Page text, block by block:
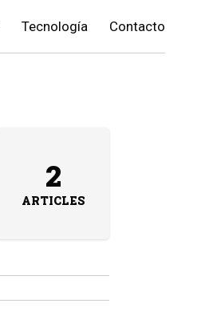
Tecnología Contacto
2
ARTICLES